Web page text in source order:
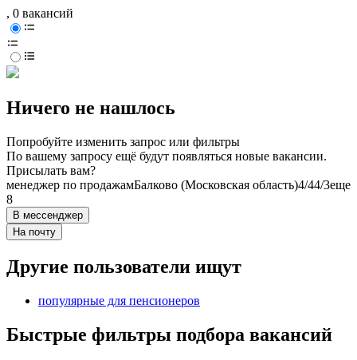
, 0 вакансий
Ничего не нашлось
Попробуйте изменить запрос или фильтры
По вашему запросу ещё будут появляться новые вакансии.
Присылать вам?
менеджер по продажамБалково (Московская область)4/44/3еще
8
В мессенджер
На почту
Другие пользователи ищут
популярные для пенсионеров
Быстрые фильтры подбора вакансий